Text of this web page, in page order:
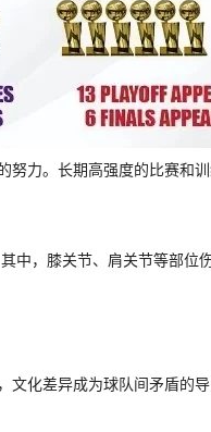
力。长期高强度的比赛和
，膝关节、肩关节等部位
化差异成为球队间矛盾的导